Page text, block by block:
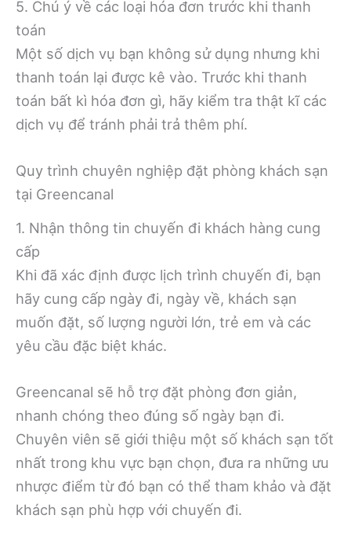
5. Chú ý về các loại hóa đơn trước khi thanh
toán
Một số dịch vụ bạn không sử dụng nhưng khi
thanh toán lại được kê vào. Trước khi thanh
toán bất kì hóa đơn gì, hãy kiểm tra thật kĩ các
dịch vụ để tránh phải trả thêm phí.
Quy trình chuyên nghiệp đặt phòng khách sạn
tại Greencanal
1. Nhận thông tin chuyến đi khách hàng cung
cấp
Khi đã xác định được lịch trình chuyến đi, bạn
hãy cung cấp ngày đi, ngày về, khách sạn
muốn đặt, số lượng người lớn, trẻ em và các
yêu cầu đặc biệt khác.
Greencanal sẽ hỗ trợ đặt phòng đơn giản,
nhanh chóng theo đúng số ngày bạn đi.
Chuyên viên sẽ giới thiệu một số khách sạn tốt
nhất trong khu vực bạn chọn, đưa ra những ưu
nhược điểm từ đó bạn có thể tham khảo và đặt
khách sạn phù hợp với chuyến đi.